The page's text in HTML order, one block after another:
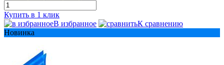
Купить в 1 клик
В избранное
К сравнению
Новинка